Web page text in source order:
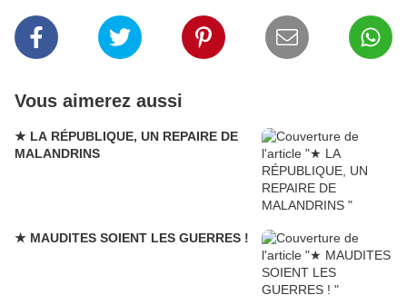
Vous aimerez aussi
★ LA RÉPUBLIQUE, UN REPAIRE DE
MALANDRINS
★ MAUDITES SOIENT LES GUERRES !